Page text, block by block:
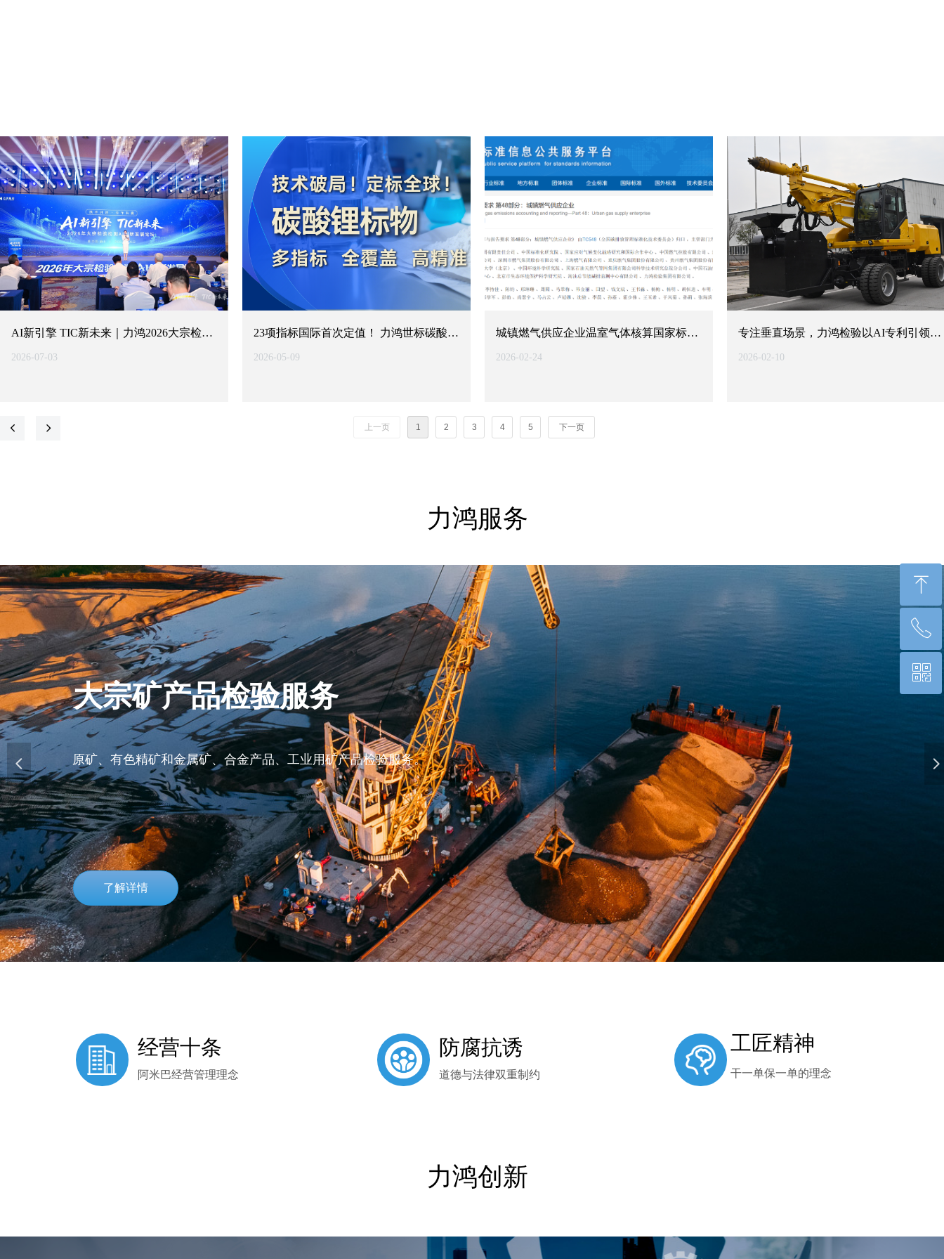
道德与法律双重制约
防腐抗诱
干一单保一单的理念
工匠精神
阿米巴经营管理理念
经营十条
原矿、有色精矿和金属矿、合金产品、工业用矿产品检验服务。
大宗矿产品检验服务
了解详情
水及废水的各项检测、环境空气和废气检测、噪声检测、土壤检测、室内
空气质量检测、固体废物检测
环境领域综合服务
了解详情
넳 넲
力鸿服务
力鸿创新
AI新引擎 TIC新未来｜力鸿2026大宗检验
2026-07-03
23项指标国际首次定值！ 力鸿世标碳酸锂
2026-05-09
城镇燃气供应企业温室气体核算国家标准
2026-02-24
专注垂直场景，力鸿检验以AI专利引领煤
2026-02-10
넳 넲 上一页 1 2 3 4 5 下一页
ꁸ
回到顶部
ꂅ
010-84603035
ꀥ